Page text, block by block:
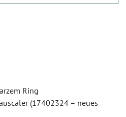
Ring
(17402324 – neues